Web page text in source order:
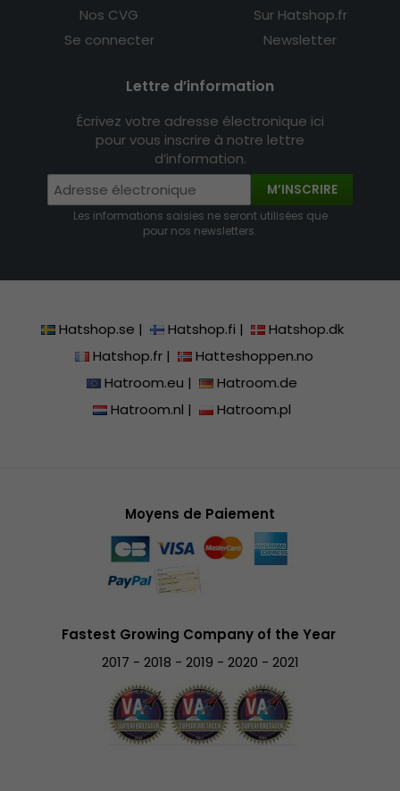
Nos CVG
Se connecter
Sur Hatshop.fr
Newsletter
Lettre d’information
Écrivez votre adresse électronique ici
pour vous inscrire à notre lettre
d’information.
M’INSCRIRE
Les informations saisies ne seront utilisées que
pour nos newsletters.
Hatshop.se | Hatshop.fi |
Hatshop.dk
Hatshop.fr|
Hatteshoppen.no
Hatroom.eu |
Hatroom.de
Hatroom.nl | Hatroom.pl
Moyens de Paiement
Fastest Growing Company of the Year
2017 - 2018 - 2019 - 2020 - 2021